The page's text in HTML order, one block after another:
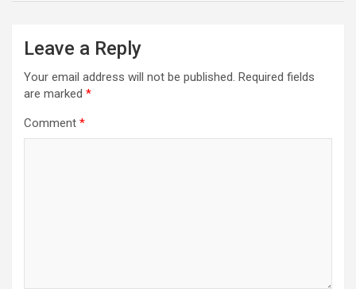
Leave a Reply
Your email address will not be published. Required fields
are marked *
Comment *